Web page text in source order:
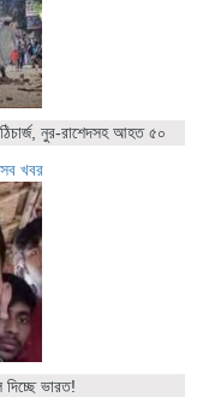
নুর-রাশেদসহ আহত ৫০
সব খবর
দিচ্ছে ভারত!